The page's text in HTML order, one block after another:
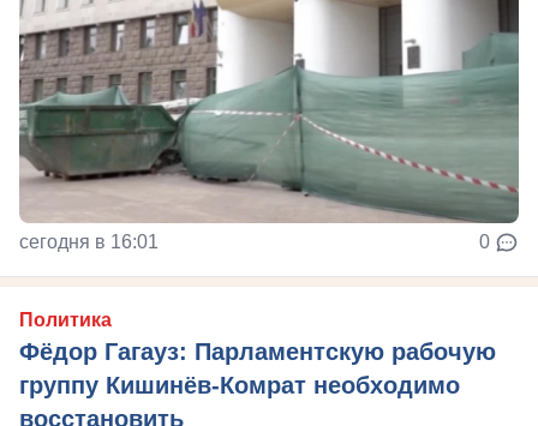
сегодня в 16:01 0
Политика
Фёдор Гагауз: Парламентскую рабочую
группу Кишинёв-Комрат необходимо
восстановить